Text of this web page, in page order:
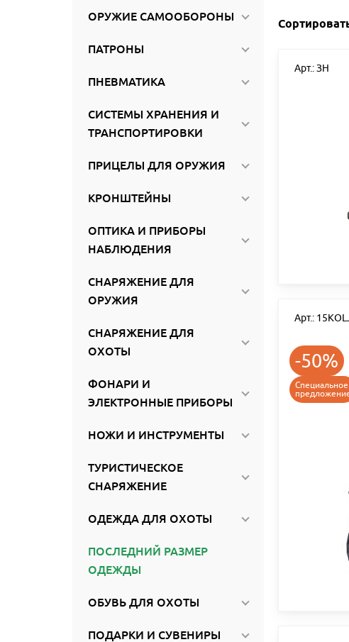
ОРУЖИЕ САМООБОРОНЫ
ПАТРОНЫ
ПНЕВМАТИКА
СИСТЕМЫ ХРАНЕНИЯ И
ТРАНСПОРТИРОВКИ
ПРИЦЕЛЫ ДЛЯ ОРУЖИЯ
КРОНШТЕЙНЫ
ОПТИКА И ПРИБОРЫ
НАБЛЮДЕНИЯ
СНАРЯЖЕНИЕ ДЛЯ
ОРУЖИЯ
СНАРЯЖЕНИЕ ДЛЯ
ОХОТЫ
ФОНАРИ И
ЭЛЕКТРОННЫЕ ПРИБОРЫ
НОЖИ И ИНСТРУМЕНТЫ
ТУРИСТИЧЕСКОЕ
СНАРЯЖЕНИЕ
ОДЕЖДА ДЛЯ ОХОТЫ
ПОСЛЕДНИЙ РАЗМЕР
ОДЕЖДЫ
ОБУВЬ ДЛЯ ОХОТЫ
ПОДАРКИ И СУВЕНИРЫ
Арт.: ЗН
Арт.:
-50%
Специальное